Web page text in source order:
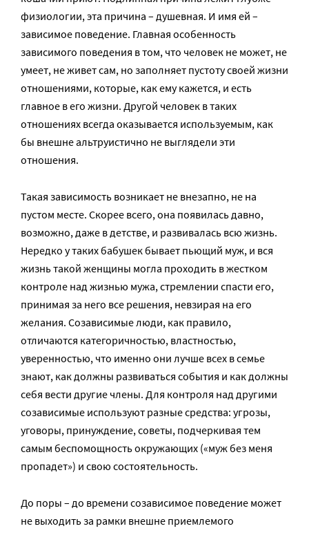
физиологии, эта причина – душевная. И имя ей –
зависимое поведение. Главная особенность
зависимого поведения в том, что человек не может, не
умеет, не живет сам, но заполняет пустоту своей жизни
отношениями, которые, как ему кажется, и есть
главное в его жизни. Другой человек в таких
отношениях всегда оказывается используемым, как
бы внешне альтруистично не выглядели эти
отношения.
Такая зависимость возникает не внезапно, не на
пустом месте. Скорее всего, она появилась давно,
возможно, даже в детстве, и развивалась всю жизнь.
Нередко у таких бабушек бывает пьющий муж, и вся
жизнь такой женщины могла проходить в жестком
контроле над жизнью мужа, стремлении спасти его,
принимая за него все решения, невзирая на его
желания. Созависимые люди, как правило,
отличаются категоричностью, властностью,
уверенностью, что именно они лучше всех в семье
знают, как должны развиваться события и как должны
себя вести другие члены. Для контроля над другими
созависимые используют разные средства: угрозы,
уговоры, принуждение, советы, подчеркивая тем
самым беспомощность окружающих («муж без меня
пропадет») и свою состоятельность.
До поры – до времени созависимое поведение может
не выходить за рамки внешне приемлемого